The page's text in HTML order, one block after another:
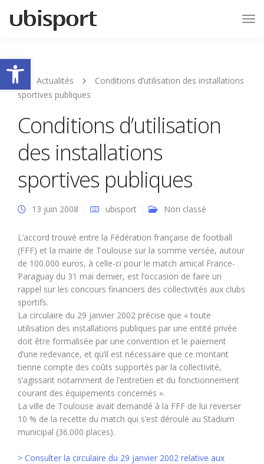
Ouvrir la barre d’outils
Actualités
Conditions d’utilisation des installations
sportives publiques
Conditions d’utilisation
des installations
sportives publiques
13 juin 2008 ubisport Non classé
L’accord trouvé entre la Fédération française de football
(FFF) et la mairie de Toulouse sur la somme versée, autour
de 100.000 euros, à celle-ci pour le match amical France-
Paraguay du 31 mai dernier, est l’occasion de faire un
rappel sur les concours financiers des collectivités aux clubs
sportifs.
La circulaire du 29 janvier 2002 précise que « toute
utilisation des installations publiques par une entité privée
doit être formalisée par une convention et le paiement
d’une redevance, et qu’il est nécessaire que ce montant
tienne compte des coûts supportés par la collectivité,
s’agissant notamment de l’entretien et du fonctionnement
courant des équipements concernés ».
La ville de Toulouse avait demandé à la FFF de lui reverser
10 % de la recette du match qui s’est déroulé au Stadium
municipal (36.000 places).
> Consulter la circulaire du 29 janvier 2002 relative aux